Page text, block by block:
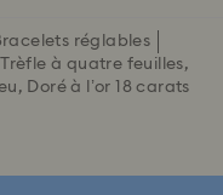
réglables
à quatre feuilles,
Doré à l’or 18 carats